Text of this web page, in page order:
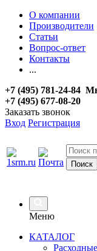
О компании
Производители
Статьи
Вопрос-ответ
Контакты
...
+7 (495) 781-24-84
+7 (495) 677-08-20
Заказать звонок
Вход Регистрация
Меню
КАТАЛОГ